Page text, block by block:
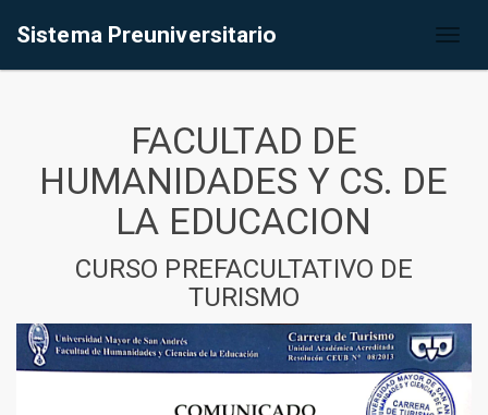
Sistema Preuniversitario
FACULTAD DE
HUMANIDADES Y CS. DE
LA EDUCACION
CURSO PREFACULTATIVO DE
TURISMO